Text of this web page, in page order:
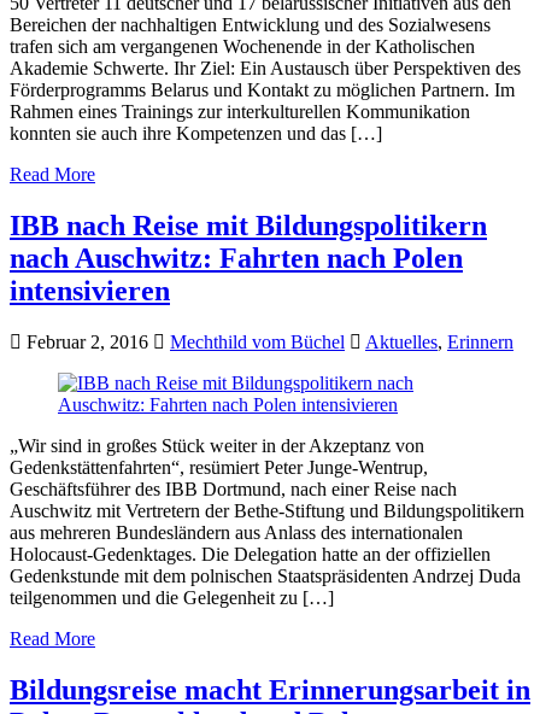
Bereichen der nachhaltigen Entwicklung und des Sozialwesens
trafen sich am vergangenen Wochenende in der Katholischen
Akademie Schwerte. Ihr Ziel: Ein Austausch über Perspektiven des
Förderprogramms Belarus und Kontakt zu möglichen Partnern. Im
Rahmen eines Trainings zur interkulturellen Kommunikation
konnten sie auch ihre Kompetenzen und das […]
Read More
IBB nach Reise mit Bildungspolitikern
nach Auschwitz: Fahrten nach Polen
intensivieren
Februar 2, 2016 Mechthild vom Büchel Aktuelles, Erinnern
„Wir sind in großes Stück weiter in der Akzeptanz von
Gedenkstättenfahrten“, resümiert Peter Junge-Wentrup,
Geschäftsführer des IBB Dortmund, nach einer Reise nach
Auschwitz mit Vertretern der Bethe-Stiftung und Bildungspolitikern
aus mehreren Bundesländern aus Anlass des internationalen
Holocaust-Gedenktages. Die Delegation hatte an der offiziellen
Gedenkstunde mit dem polnischen Staatspräsidenten Andrzej Duda
teilgenommen und die Gelegenheit zu […]
Read More
Bildungsreise macht Erinnerungsarbeit in